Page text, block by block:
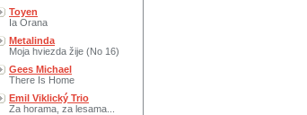
Toyen
Ia Orana
Metalinda
Moja hviezda žije (No 16)
Gees Michael
There Is Home
Emil Viklický Trio
Za horama, za lesama...